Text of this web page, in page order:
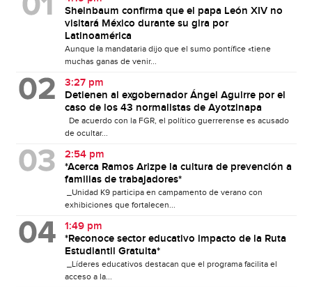
Sheinbaum confirma que el papa León XIV no
visitará México durante su gira por
Latinoamérica
Aunque la mandataria dijo que el sumo pontífice «tiene
muchas ganas de venir...
3:27 pm
Detienen al exgobernador Ángel Aguirre por el
caso de los 43 normalistas de Ayotzinapa
De acuerdo con la FGR, el político guerrerense es acusado
de ocultar...
2:54 pm
*Acerca Ramos Arizpe la cultura de prevención a
familias de trabajadores*
_Unidad K9 participa en campamento de verano con
exhibiciones que fortalecen...
1:49 pm
*Reconoce sector educativo impacto de la Ruta
Estudiantil Gratuita*
_Líderes educativos destacan que el programa facilita el
acceso a la...